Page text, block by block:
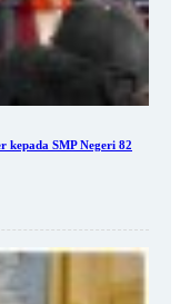
kepada SMP Negeri 82